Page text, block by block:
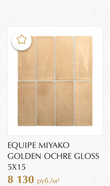
EQUIPE MIYAKO
GOLDEN OCHRE GLOSS
5X15
8 130 руб./м²